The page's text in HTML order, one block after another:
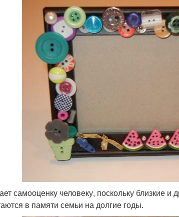
самооценку человеку, поскольку близкие и
в памяти семьи на долгие годы.